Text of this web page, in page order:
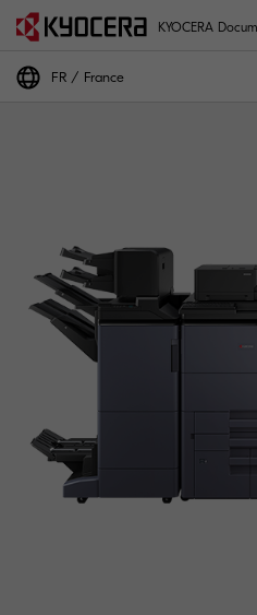
KYOCERA
FR France